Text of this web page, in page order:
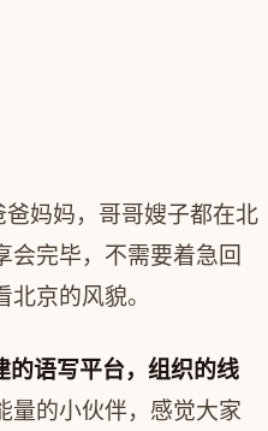
爸妈妈，哥哥嫂子都在北
会完毕，不需要着急回
京的风貌。
的语写平台，组织的线
量的小伙伴，感觉大家